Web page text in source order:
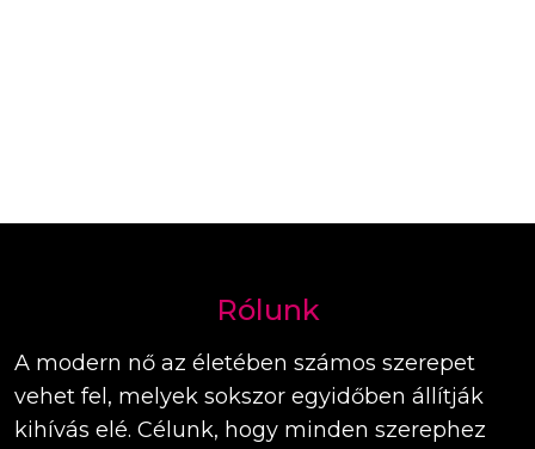
Rólunk
A modern nő az életében számos szerepet
vehet fel, melyek sokszor egyidőben állítják
kihívás elé. Célunk, hogy minden szerephez